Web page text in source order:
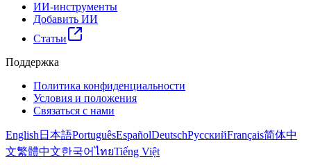
ИИ-инструменты
Добавить ИИ
Статьи
Поддержка
Политика конфиденциальности
Условия и положения
Связаться с нами
English 日本語PortuguêsEspañolDeutschРусскийFrançais简体中
文繁體中文한국어ไทยTiếng Việt